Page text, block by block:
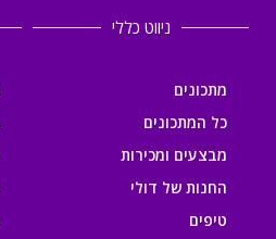
ניווט כללי
מתכונים
כל המתכונים
מבצעים ומכירות
החנות של דולי
טיפים